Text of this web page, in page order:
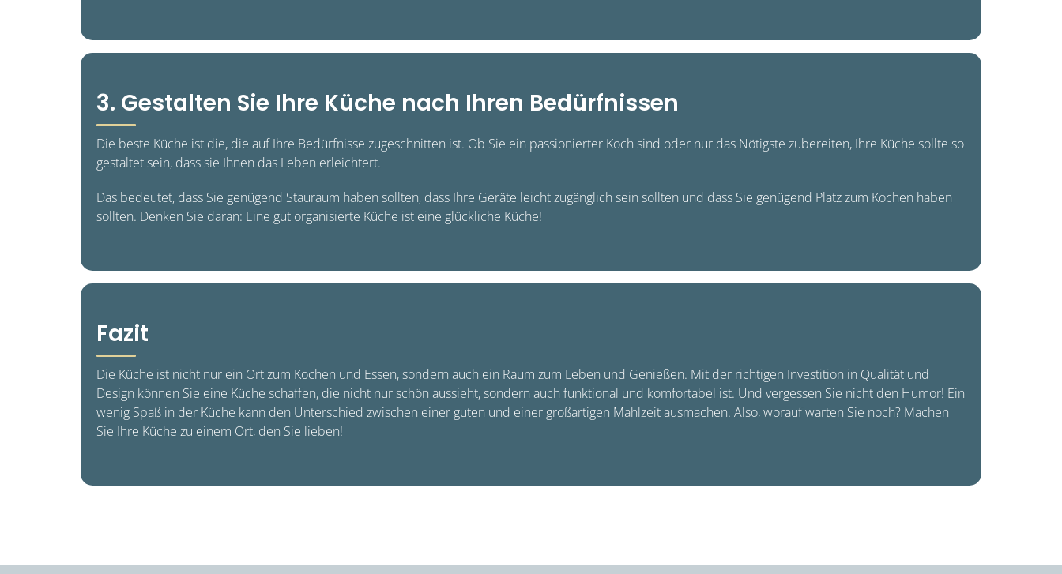
3. Gestalten Sie Ihre Küche nach Ihren Bedürfnissen
Die beste Küche ist die, die auf Ihre Bedürfnisse zugeschnitten ist. Ob Sie ein passionierter Koch sind oder nur das Nötigste zubereiten, Ihre Küche sollte so
gestaltet sein, dass sie Ihnen das Leben erleichtert.
Das bedeutet, dass Sie genügend Stauraum haben sollten, dass Ihre Geräte leicht zugänglich sein sollten und dass Sie genügend Platz zum Kochen haben
sollten. Denken Sie daran: Eine gut organisierte Küche ist eine glückliche Küche!
Fazit
Die Küche ist nicht nur ein Ort zum Kochen und Essen, sondern auch ein Raum zum Leben und Genießen. Mit der richtigen Investition in Qualität und
Design können Sie eine Küche schaffen, die nicht nur schön aussieht, sondern auch funktional und komfortabel ist. Und vergessen Sie nicht den Humor! Ein
wenig Spaß in der Küche kann den Unterschied zwischen einer guten und einer großartigen Mahlzeit ausmachen. Also, worauf warten Sie noch? Machen
Sie Ihre Küche zu einem Ort, den Sie lieben!